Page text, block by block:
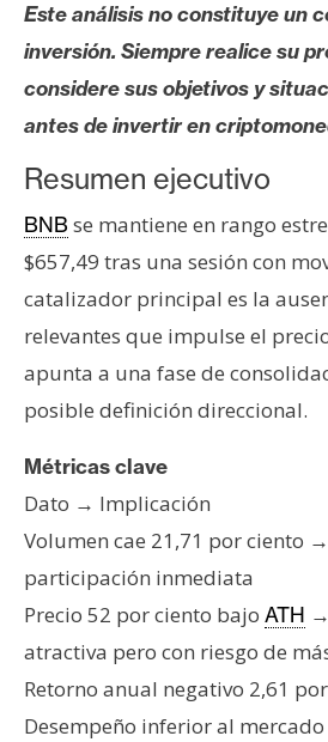
l
i
s
s
N
o
a
s
d
e
r
n
s
a
T
e
m
Este análisis no constituye un
inversión. Siempre realice su
considere sus objetivos y
antes de invertir en
Resumen ejecutivo
BNB se mantiene en rango
$657,49 tras una sesión con
catalizador principal es la
relevantes que impulse el
apunta a una fase de
posible definición direccional.
Métricas clave
Dato → Implicación
Volumen cae 21,71 por ciento
participación inmediata
Precio 52 por ciento bajo ATH
atractiva pero con riesgo de
Retorno anual negativo 2,61
Desempeño inferior al